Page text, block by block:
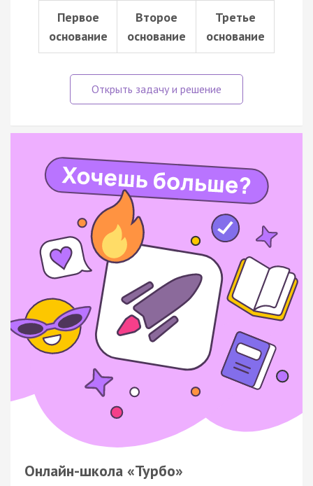
Первое
основание
Второе
основание
Третье
основание
Онлайн-школа «Турбо»